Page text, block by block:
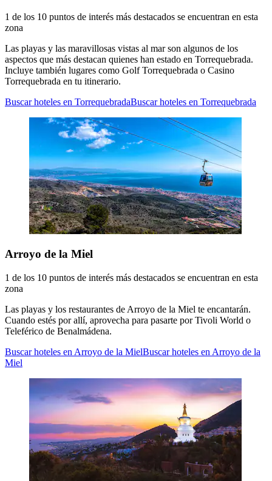
1 de los 10 puntos de interés más destacados se encuentran en esta
zona
Las playas y las maravillosas vistas al mar son algunos de los
aspectos que más destacan quienes han estado en Torrequebrada.
Incluye también lugares como Golf Torrequebrada o Casino
Torrequebrada en tu itinerario.
Buscar hoteles en TorrequebradaBuscar hoteles en Torrequebrada
Arroyo de la Miel
1 de los 10 puntos de interés más destacados se encuentran en esta
zona
Las playas y los restaurantes de Arroyo de la Miel te encantarán.
Cuando estés por allí, aprovecha para pasarte por Tivoli World o
Teleférico de Benalmádena.
Buscar hoteles en Arroyo de la MielBuscar hoteles en Arroyo de la
Miel